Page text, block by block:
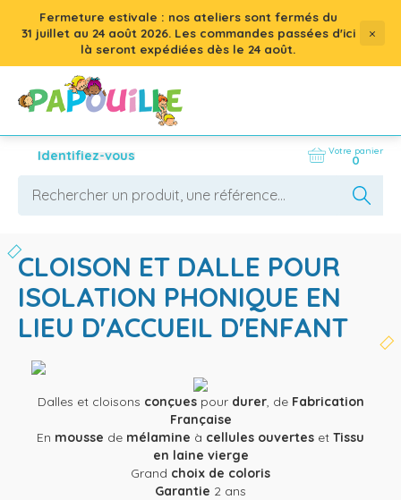
Fermeture estivale : nos ateliers sont fermés du
31 juillet au 24 août 2026. Les commandes passées d'ici
là seront expédiées dès le 24 août.
×
Identifiez-vous Votre panier
0
CLOISON ET DALLE POUR
ISOLATION PHONIQUE EN
LIEU D'ACCUEIL D'ENFANT
Dalles et cloisons conçues pourdurer, de Fabrication
Française
En mousse de mélamine à cellules ouvertes et Tissu
en laine vierge
Grand choix de coloris
Garantie 2 ans